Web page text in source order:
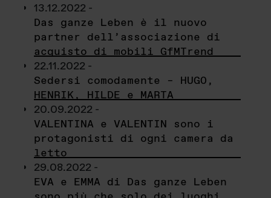
13.12.2022 -
Das ganze Leben è il nuovo
partner dell’associazione di
acquisto di mobili GfMTrend
22.11.2022 -
Sedersi comodamente – HUGO,
HENRIK, HILDE e MARTA
20.09.2022 -
VALENTINA e VALENTIN sono i
protagonisti di ogni camera da
letto
29.08.2022 -
EVA e EMMA di Das ganze Leben